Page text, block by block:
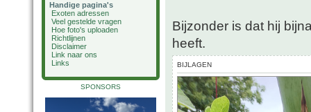
Handige pagina's
Exoten adressen
Veel gestelde vragen
Hoe foto's uploaden
Richtlijnen
Disclaimer
Link naar ons
Links
SPONSORS
Bijzonder is dat hij
heeft.
BIJLAGEN